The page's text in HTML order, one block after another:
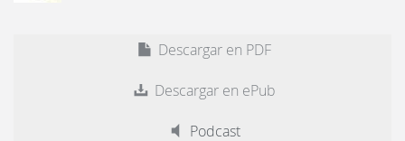
Descargar en PDF
Descargar en ePub
Podcast